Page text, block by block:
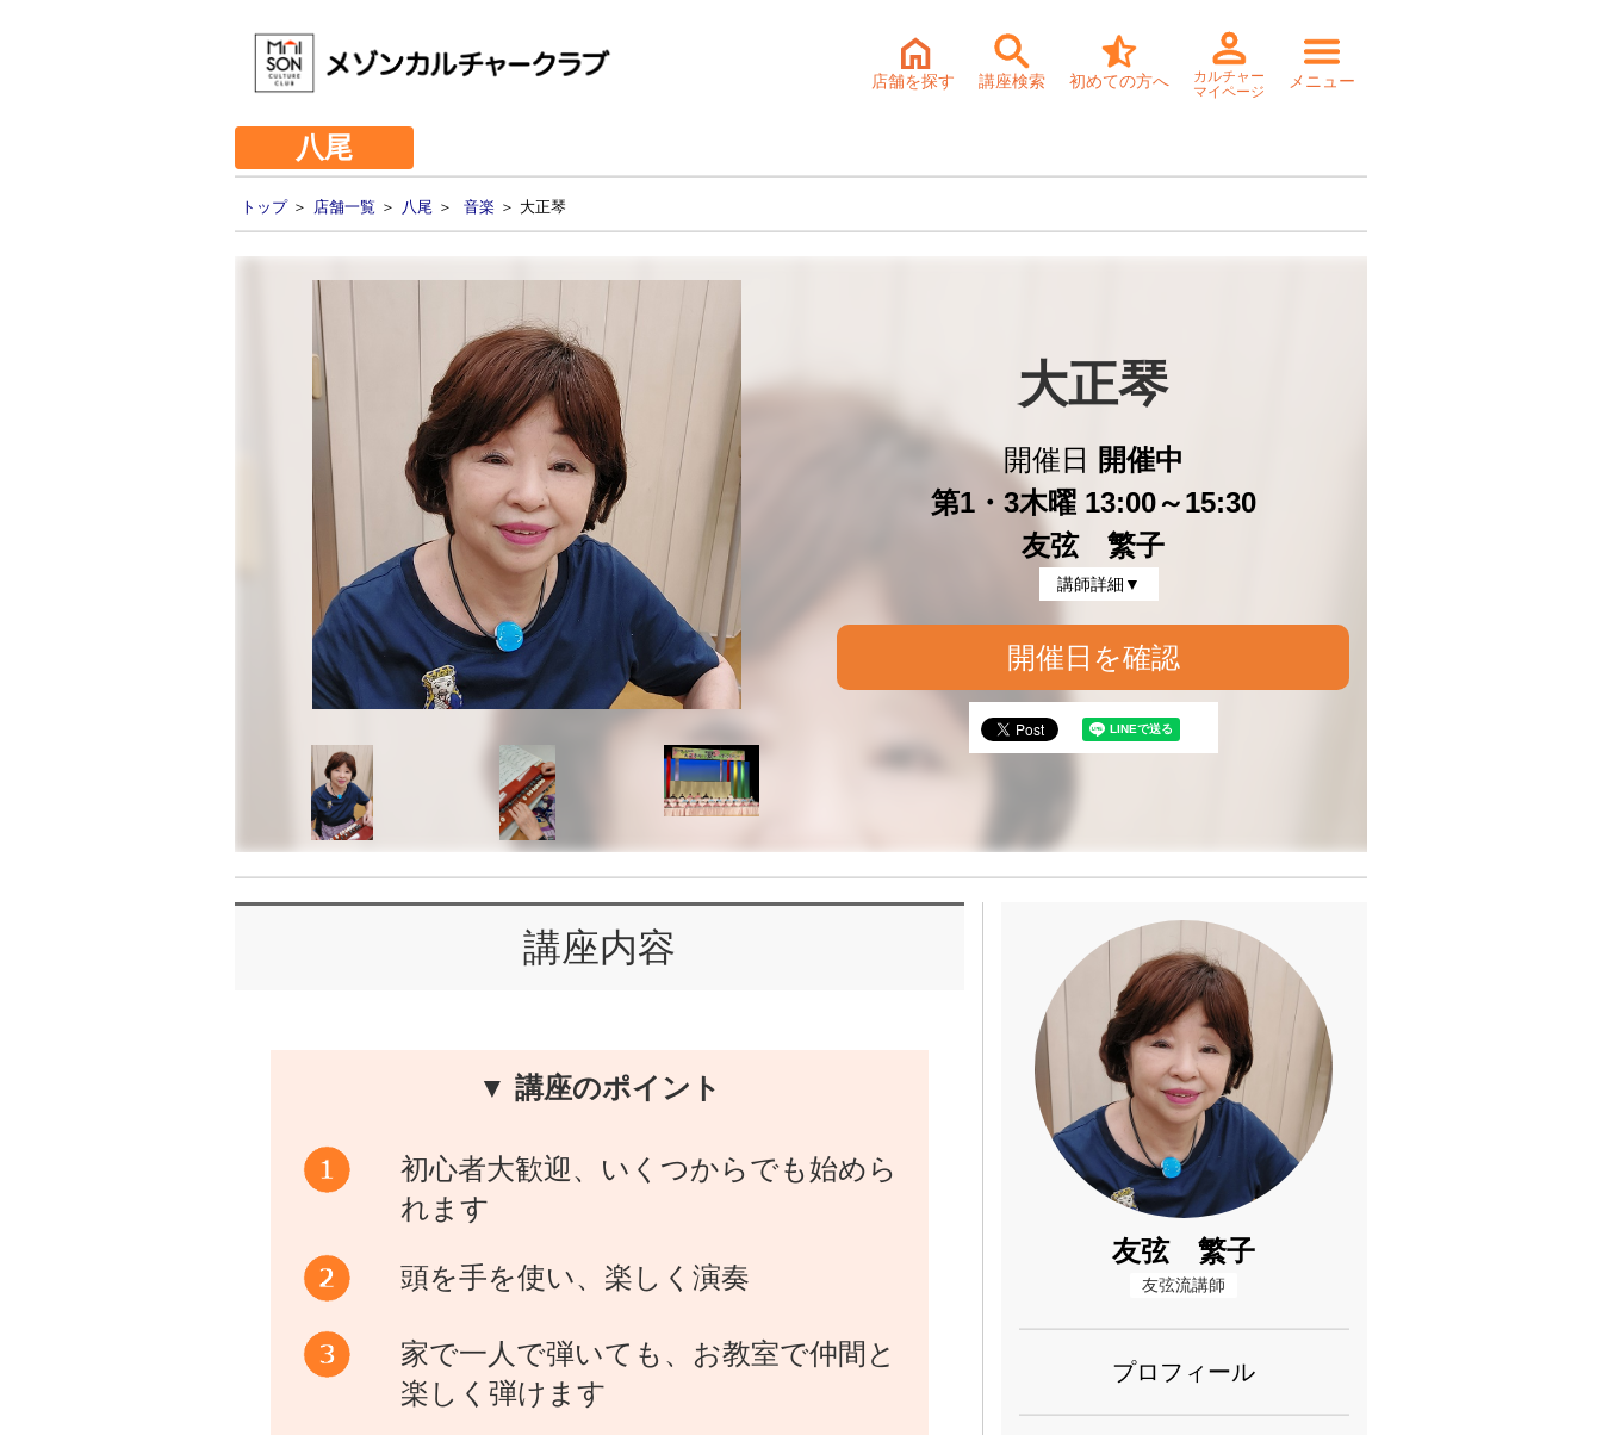
店舗を探す 講座検索 初めての方へ
カルチャー
マイページ
メニュー
八尾
トップ＞ 店舗一覧 ＞ 八尾 ＞ 音楽 ＞ 大正琴
大正琴
開催日
開催中
第1・3木曜 13:00～15:30
友弦 繁子
講師詳細▼
開催日を確認
講座内容
▼ 講座のポイント
初心者大歓迎、いくつからでも始めら
れます
頭を手を使い、楽しく演奏
家で一人で弾いても、お教室で仲間と
楽しく弾けます
友弦 繁子
友弦流講師
プロフィール